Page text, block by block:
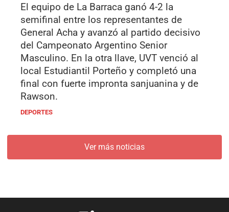
El equipo de La Barraca ganó 4-2 la
semifinal entre los representantes de
General Acha y avanzó al partido decisivo
del Campeonato Argentino Senior
Masculino. En la otra llave, UVT venció al
local Estudiantil Porteño y completó una
final con fuerte impronta sanjuanina y de
Rawson.
DEPORTES
Ver más noticias